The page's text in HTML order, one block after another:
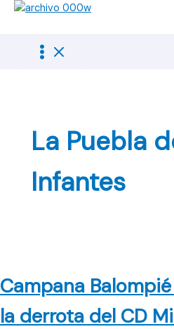
La Puebla
Infantes
Campana
la derrota del CD